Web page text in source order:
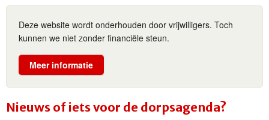
Deze website wordt onderhouden door vrijwilligers. Toch
kunnen we niet zonder financiële steun.
Meer informatie
Nieuws of iets voor de dorpsagenda?